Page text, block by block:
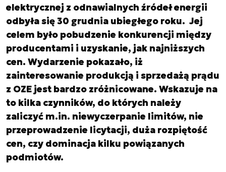
elektrycznej z odnawialnych źródeł energii
odbyła się 30 grudnia ubiegłego roku. Jej
celem było pobudzenie konkurencji między
producentami i uzyskanie, jak najniższych
cen. Wydarzenie pokazało, iż
zainteresowanie produkcją i sprzedażą prądu
z OZE jest bardzo zróżnicowane. Wskazuje na
to kilka czynników, do których należy
zaliczyć m.in. niewyczerpanie limitów, nie
przeprowadzenie licytacji, duża rozpiętość
cen, czy dominacja kilku powiązanych
podmiotów.